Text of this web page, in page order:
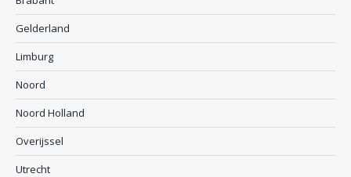
Gelderland
Limburg
Noord
Noord Holland
Overijssel
Utrecht